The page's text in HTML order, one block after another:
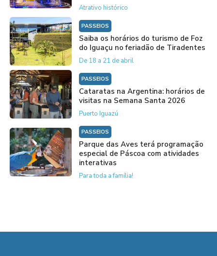
Atrativo histórico
PASSEIOS
Saiba os horários do turismo de Foz
do Iguaçu no feriadão de Tiradentes
De 18 a 21 de abril
PASSEIOS
Cataratas na Argentina: horários de
visitas na Semana Santa 2026
Puerto Iguazú
PASSEIOS
Parque das Aves terá programação
especial de Páscoa com atividades
interativas
Para toda a família!